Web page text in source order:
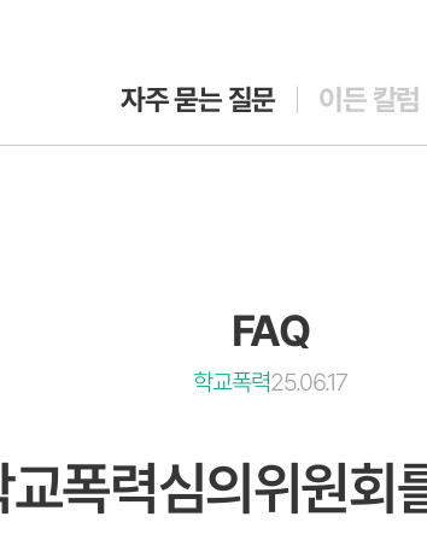
자주 묻는 질문 이든 칼럼
FAQ
학교폭력25.06.17
폭력심의위원회